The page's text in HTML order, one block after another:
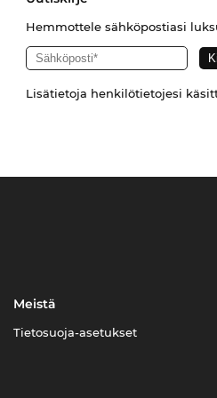
Hemmottele sähköpostiasi
Lisätietoja henkilötietojesi
Meistä
Tietosuoja-asetukset